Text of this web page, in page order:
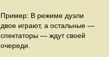
Пример: В режиме дуэли
двое играют, а остальные —
спектаторы — ждут своей
очереди.